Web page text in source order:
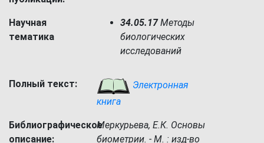
Научная
тематика
34.05.17Методы
биологических
исследований
Полный текст:
Электронная
книга
Библиографическое
описание:
Меркурьева, Е.К. Основы
биометрии. - М. : изд-во